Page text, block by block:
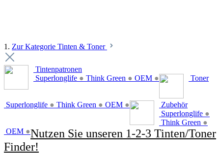
1. Zur Kategorie Tinten & Toner
Tintenpatronen
Superlonglife ● Think Green ● OEM ● Toner
Superlonglife ● Think Green ● OEM ●
Zubehör
Superlonglife ●
Think Green ●
OEM ●Nutzen Sie unseren 1-2-3 Tinten/Toner
Finder!